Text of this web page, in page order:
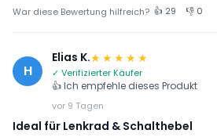
War diese Bewertung hilfreich? 👍 29 👎 0
H
Elias K.★★★★★
✓ Verifizierter Käufer
👍 Ich empfehle dieses Produkt
vor 9 Tagen
Ideal für Lenkrad & Schalthebel